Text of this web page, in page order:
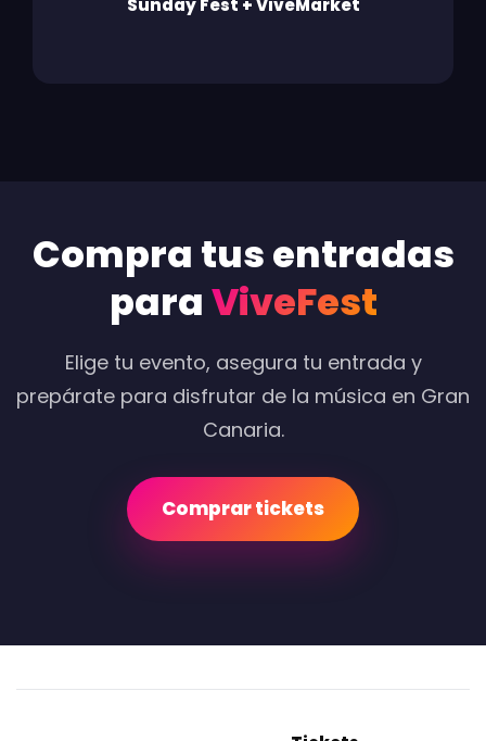
Sunday Fest + ViveMarket
Compra tus entradas
paraViveFest
Elige tu evento, asegura tu entrada y
prepárate para disfrutar de la música en Gran
Canaria.
Comprar tickets